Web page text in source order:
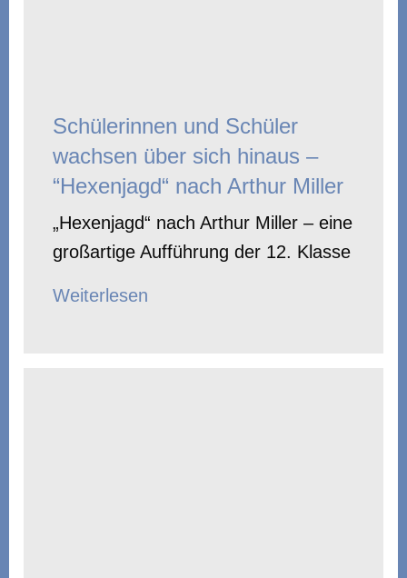
Schülerinnen und Schüler
wachsen über sich hinaus –
“Hexenjagd“ nach Arthur Miller
„Hexenjagd“ nach Arthur Miller – eine
großartige Aufführung der 12. Klasse
Weiterlesen